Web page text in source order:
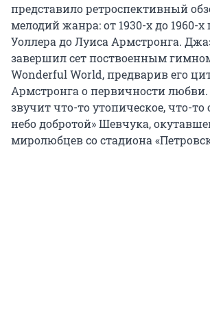
представило ретроспективный
мелодий жанра: от 1930-х до 1960-х
Уоллера до Луиса Армстронга.
завершил сет поствоенным
Wonderful World, предварив его
Армстронга о первичности любви.
звучит что-то утопическое, что-
небо добротой» Шевчука,
миролюбцев со стадиона